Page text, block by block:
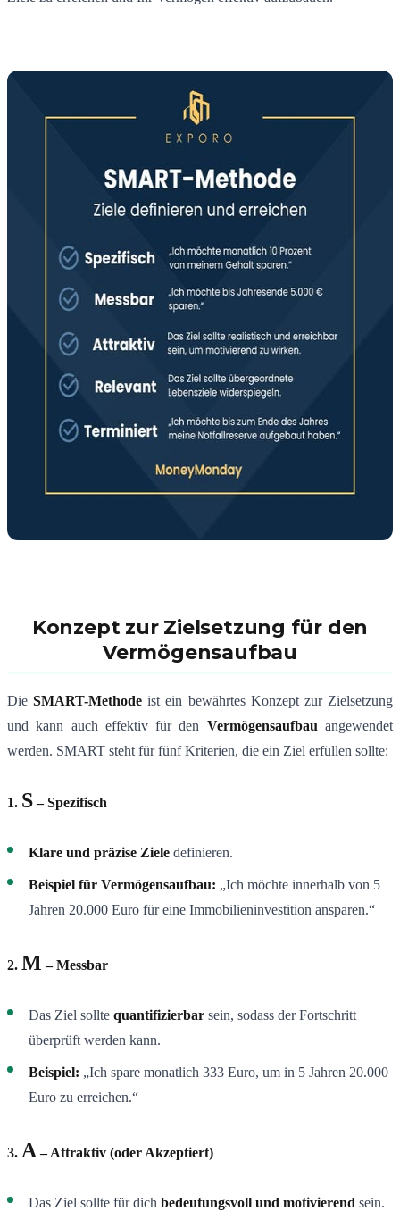
Konzept zur Zielsetzung für den
Vermögensaufbau
DieSMART-Methode ist ein bewährtes Konzept zur Zielsetzung
und kann auch effektiv für den Vermögensaufbau angewendet
werden. SMART steht für fünf Kriterien, die ein Ziel erfüllen sollte:
1. S– Spezifisch
Klare und präzise Ziele definieren.
Beispiel für Vermögensaufbau: „Ich möchte innerhalb von 5
Jahren 20.000 Euro für eine Immobilieninvestition ansparen.“
2. M – Messbar
Das Ziel sollte quantifizierbar sein, sodass der Fortschritt
überprüft werden kann.
Beispiel: „Ich spare monatlich 333 Euro, um in 5 Jahren 20.000
Euro zu erreichen.“
3. A – Attraktiv (oder Akzeptiert)
Das Ziel sollte für dich bedeutungsvoll und motivierend sein.